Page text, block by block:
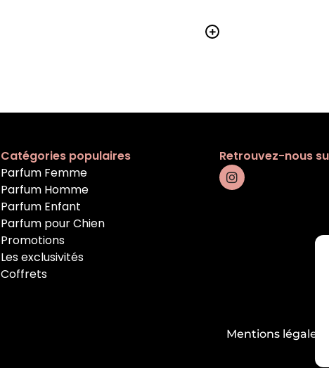
Catégories populaires
Parfum Femme
Parfum Homme
Parfum Enfant
Parfum pour Chien
Promotions
Les exclusivités
Coffrets
Retrouvez-nous
Mentions légales